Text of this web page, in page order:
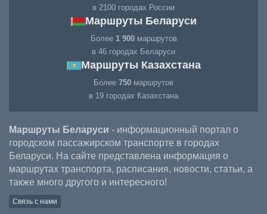
в 2100 городах России
Маршруты Беларуси
Более 1 900маршрутов
в 46 городах Беларуси
Маршруты Казахстана
Более 750 маршрутов
в 19 городах Казахстана
Маршруты Беларуси - информационный портал о
городском пассажирском транспорте в городах
Беларуси. На сайте представлена информация о
маршрутах транспорта, расписания, новости, статьи, а
также много другого и интересного!
Связь с нами